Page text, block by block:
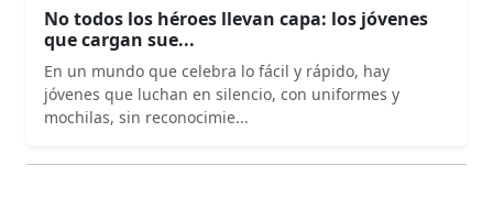
No todos los héroes llevan capa: los jóvenes
que cargan sue...
En un mundo que celebra lo fácil y rápido, hay
jóvenes que luchan en silencio, con uniformes y
mochilas, sin reconocimie...